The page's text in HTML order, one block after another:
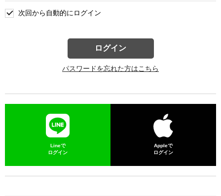
次回から自動的にログイン
ログイン
パスワードを忘れた方はこちら
Lineで
ログイン
Appleで
ログイン